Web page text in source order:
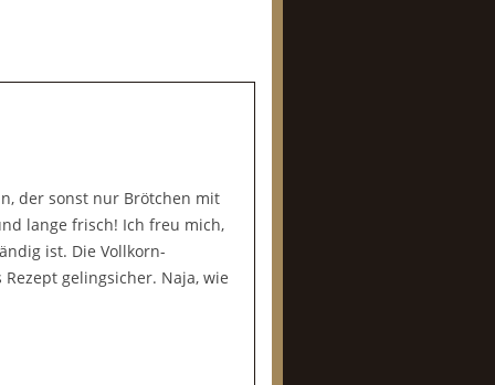
der sonst nur Brötchen mit
lange frisch! Ich freu mich,
ist. Die Vollkorn-
gelingsicher. Naja, wie